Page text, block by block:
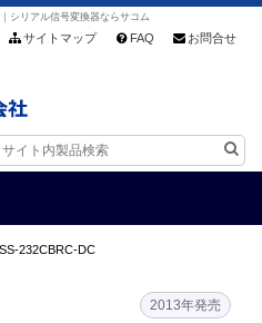
シリアル信号変換器ならサコム
サイトマップ FAQ お問合せ
HOME
232CBRC-DC
2013年発売